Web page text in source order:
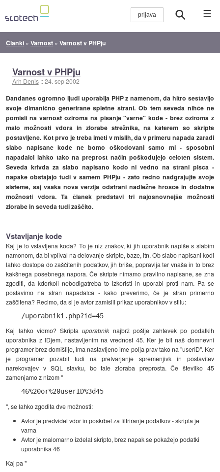
☰
Članki »Varnost »Varnost v PHPju
Varnost v PHPju
Arh Denis ::24. sep 2002
Dandanes ogromno ljudi uporablja PHP z namenom, da hitro sestavijo
svoje dimanično generirane spletne strani. Ob tem seveda nihče ne
pomisli na varnost oziroma na pisanje "varne" kode - brez oziroma z
malo možnosti vdora in zlorabe strežnika, na katerem so skripte
postavljene. Kot prvo je treba imeti v mislih, da v primeru napada zaradi
slabo napisane kode ne bomo oškodovani samo mi - sposobni
napadalci lahko tako na preprost način poškodujejo celoten sistem.
Seveda krivda za slabo napisano kodo ni vedno na strani pisca -
napake obstajajo tudi v samem PHPju - zato redno nadgrajujte svoje
sisteme, saj vsaka nova verzija odstrani nadležne hrošče in dodatne
možnosti vdora. Ta članek predstavi tri najosnovnejše možnosti
zlorabe in seveda tudi zaščito.
Vstavljanje kode
Kaj je to vstavljena koda? To je niz znakov, ki jih uporabnik napiše s slabim
namonom, da bi vplival na delovanje skripte, baze, itn. Ob slabo napisani kodi
lahko dostopa do zaščitenih podatkov, jih briše, popravlja ter vnaša in to brez
kakšnega posebnega napora. Če skripte nimamo pravilno napisane, se zna
zgoditi, da kdorkoli nebodigatreba to izkoristi in uporabi proti nam. Pa se
postavimo na stran napadalca - kako preverimo, če je stran primerno
zaščitena? Recimo, da si je avtor zamislil prikaz uporabnikov v stilu:
/uporabniki.php?id=45
Kaj lahko vidmo? Skriptauporabniknajbrž pošlje zahtevek po podatkih
uporabnika z IDjem, nastavljenim na vrednost 45. Ker je bil naš domnevni
programer brez domišlije, ima nastavljeno ime polja prav tako na "userID". Ker
je programer pozabil tudi na pretvarjanje spremenjivk in postavitev
narekovajev v SQL stavku, bo tale zloraba preprosta. Če številko 45
zamenjamo z nizom "
46%20or%20userID%3d45
", se lahko zgodita dve možnosti:
Avtor je predvidel vdor in poskrbel za filtriranje podatkov - skripta je
varna
Avtor je malomarno izdelal skripto, brez napak se pokažejo podatki
uporabnika 46
Kaj pa "